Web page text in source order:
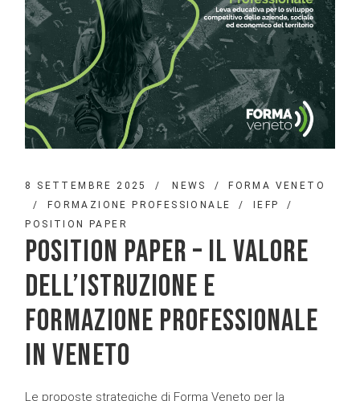
8 SETTEMBRE 2025 NEWS
FORMA VENETO
FORMAZIONE PROFESSIONALE
IEFP
POSITION PAPER
POSITION PAPER – IL VALORE
DELL’ISTRUZIONE E
FORMAZIONE PROFESSIONALE
IN VENETO
Le proposte strategiche di Forma Veneto per la